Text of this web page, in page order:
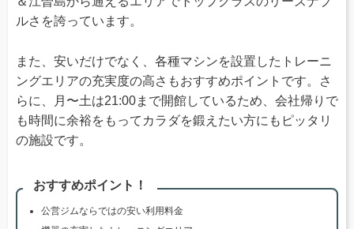
ルさを誇っています。
また、安いだけでなく、各種マシンを設置したトレーニ
ングエリアの充実度の高さもおすすめポイントです。さ
らに、月〜土は21:00まで開館しているため、会社帰りで
も時間に余裕をもってカラダを鍛えたい方にもピッタリ
の施設です。
おすすめポイント！
公営ジムならではの安い利用料金